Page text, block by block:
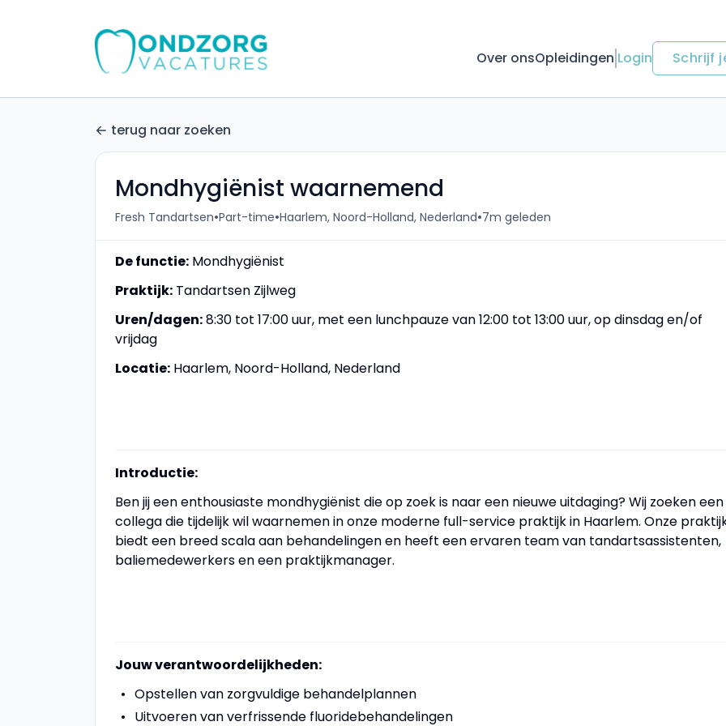
Over onsOpleidingen Login Schrijf
terug naar zoeken
Mondhygiënist waarnemend
Fresh Tandartsen•Part-time•Haarlem, Noord-Holland, Nederland•7m geleden
De functie: Mondhygiënist
Praktijk: Tandartsen Zijlweg
Uren/dagen:8:30 tot 17:00 uur, met een lunchpauze van 12:00 tot 13:00 uur, op dinsdag en/of
vrijdag
Locatie: Haarlem, Noord-Holland, Nederland
Introductie:
Ben jij een enthousiaste mondhygiënist die op zoek is naar een nieuwe uitdaging? Wij zoeken een
collega die tijdelijk wil waarnemen in onze moderne full-service praktijk in Haarlem. Onze
biedt een breed scala aan behandelingen en heeft een ervaren team van tandartsassistenten,
baliemedewerkers en een praktijkmanager.
Jouw verantwoordelijkheden:
Opstellen van zorgvuldige behandelplannen
Uitvoeren van verfrissende fluoridebehandelingen